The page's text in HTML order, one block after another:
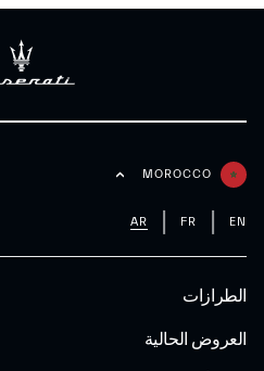
الطرازات
العروض الحالية
MOROCCO
EN
FR
AR